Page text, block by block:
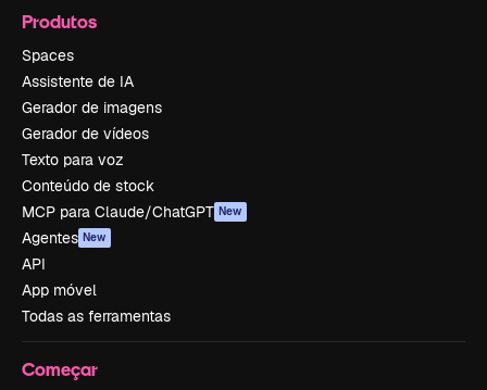
Produtos
Spaces
Assistente de IA
Gerador de imagens
Gerador de vídeos
Texto para voz
Conteúdo de stock
MCP para Claude/ChatGPT New
Agentes New
API
App móvel
Todas as ferramentas
Começar